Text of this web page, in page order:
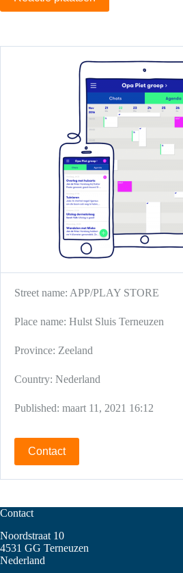
Street name: APP/PLAY STORE
Place name: Hulst Sluis Terneuzen
Province: Zeeland
Country: Nederland
Published: maart 11, 2021 16:12
Contact
Contact
Noordstraat 10
4531 GG Terneuzen
Nederland